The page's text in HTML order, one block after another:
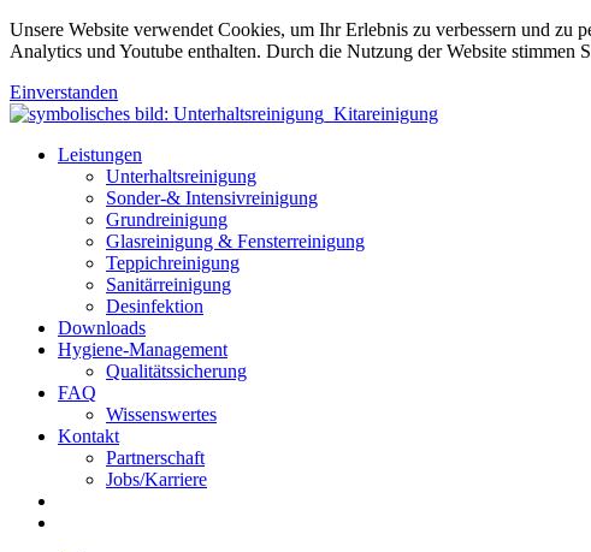
Unsere Website verwendet Cookies, um Ihr Erlebnis zu verbessern und zu
Analytics und Youtube enthalten. Durch die Nutzung der Website stimmen
Einverstanden
Leistungen
Unterhaltsreinigung
Sonder-& Intensivreinigung
Grundreinigung
Glasreinigung & Fensterreinigung
Teppichreinigung
Sanitärreinigung
Desinfektion
Downloads
Hygiene-Management
Qualitätssicherung
FAQ
Wissenswertes
Kontakt
Partnerschaft
Jobs/Karriere